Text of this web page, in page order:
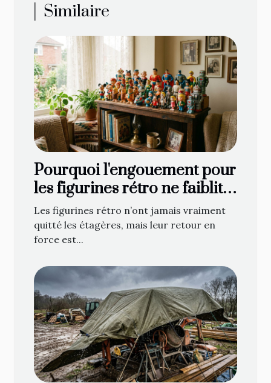
Similaire
Pourquoi l'engouement pour
les figurines rétro ne faiblit
jamais
Les figurines rétro n’ont jamais vraiment
quitté les étagères, mais leur retour en
force est...